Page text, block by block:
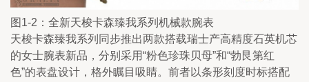
图1-2：全新天梭卡森臻我系列机械款腕表
天梭卡森臻我系列同步推出两款搭载瑞士产高精度石英机芯
的女士腕表新品，分别采用“粉色珍珠贝母”和“勃艮第红
色”的表盘设计，格外瞩目吸睛。前者以条形刻度时标搭配